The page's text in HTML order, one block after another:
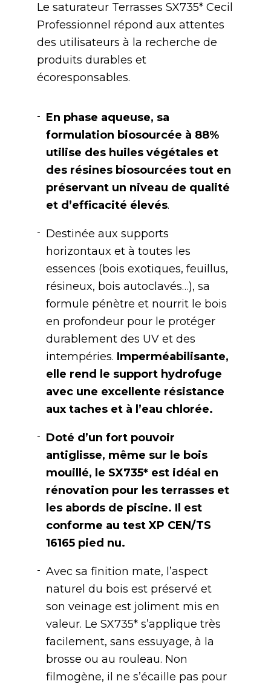
Le saturateur Terrasses SX735* Cecil
Professionnel répond aux attentes
des utilisateurs à la recherche de
produits durables et
écoresponsables.
En phase aqueuse, sa
formulation biosourcée à 88%
utilise des huiles végétales et
des résines biosourcées tout en
préservant un niveau de qualité
et d’efficacité élevés.
Destinée aux supports
horizontaux et à toutes les
essences (bois exotiques, feuillus,
résineux, bois autoclavés…), sa
formule pénètre et nourrit le bois
en profondeur pour le protéger
durablement des UV et des
intempéries. Imperméabilisante,
elle rend le support hydrofuge
avec une excellente résistance
aux taches et à l’eau chlorée.
Doté d’un fort pouvoir
antiglisse, même sur le bois
mouillé, le SX735* est idéal en
rénovation pour les terrasses et
les abords de piscine. Il est
conforme au test XP CEN/TS
16165 pied nu.
Avec sa finition mate, l’aspect
naturel du bois est préservé et
son veinage est joliment mis en
valeur. Le SX735* s’applique très
facilement, sans essuyage, à la
brosse ou au rouleau. Non
filmogène, il ne s’écaille pas pour